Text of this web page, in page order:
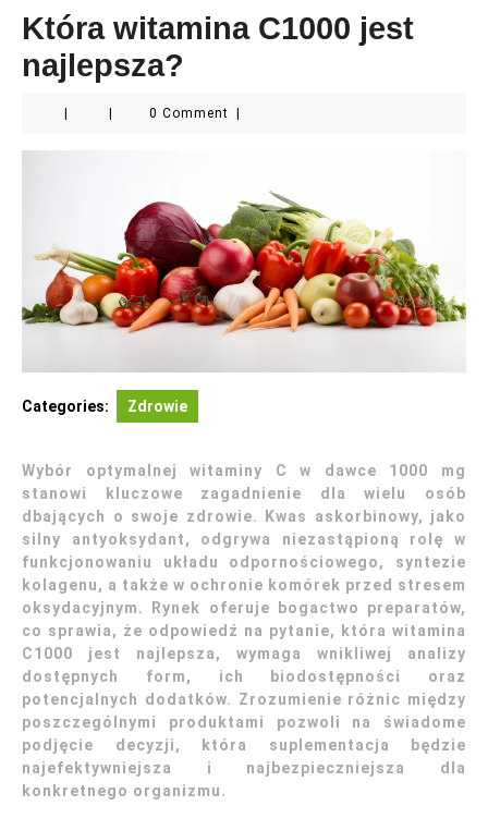
Która witamina C1000 jest
najlepsza?
0 Comment
Categories: Zdrowie
Wybór optymalnej witaminy C w dawce 1000 mg
stanowi kluczowe zagadnienie dla wielu osób
dbających o swoje zdrowie. Kwas askorbinowy, jako
silny antyoksydant, odgrywa niezastąpioną rolę w
funkcjonowaniu układu odpornościowego, syntezie
kolagenu, a także w ochronie komórek przed stresem
oksydacyjnym. Rynek oferuje bogactwo preparatów,
co sprawia, że odpowiedź na pytanie, która witamina
C1000 jest najlepsza, wymaga wnikliwej analizy
dostępnych form, ich biodostępności oraz
potencjalnych dodatków. Zrozumienie różnic między
poszczególnymi produktami pozwoli na świadome
podjęcie decyzji, która suplementacja będzie
najefektywniejsza i najbezpieczniejsza dla
konkretnego organizmu.